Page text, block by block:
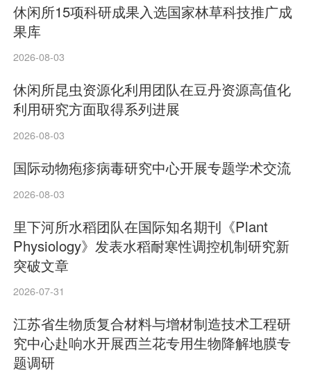
休闲所15项科研成果入选国家林草科技推广成
果库
2026-08-03
休闲所昆虫资源化利用团队在豆丹资源高值化
利用研究方面取得系列进展
2026-08-03
国际动物疱疹病毒研究中心开展专题学术交流
2026-08-03
里下河所水稻团队在国际知名期刊《Plant
Physiology》发表水稻耐寒性调控机制研究新
突破文章
2026-07-31
江苏省生物质复合材料与增材制造技术工程研
究中心赴响水开展西兰花专用生物降解地膜专
题调研